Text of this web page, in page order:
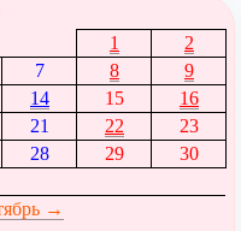
1
2
7 8
9
14 15
16
21 22
23
28 29
30
→